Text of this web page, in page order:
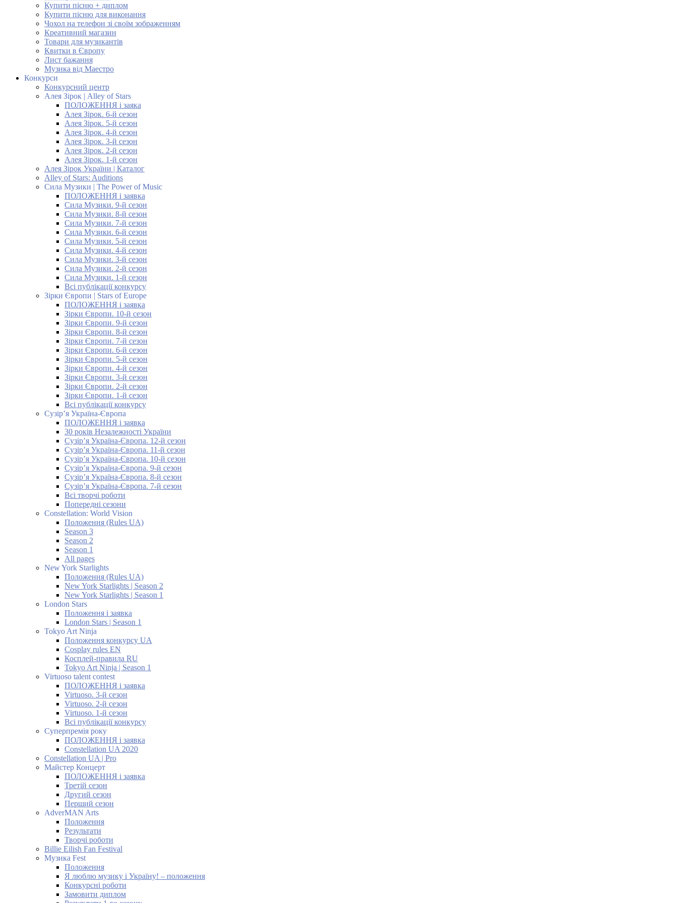
Купити пісню + диплом
Купити пісню для виконання
Чохол на телефон зі своїм зображенням
Креативний магазин
Товари для музикантів
Квитки в Європу
Лист бажання
Музика від Маестро
Конкурси
Конкурсний центр
Алея Зірок | Alley of Stars
ПОЛОЖЕННЯ і заяка
Алея Зірок. 6-й сезон
Алея Зірок. 5-й сезон
Алея Зірок. 4-й сезон
Алея Зірок. 3-й сезон
Алея Зірок. 2-й сезон
Алея Зірок. 1-й сезон
Алея Зірок України | Каталог
Alley of Stars: Auditions
Сила Музики | The Power of Music
ПОЛОЖЕННЯ і заявка
Сила Музики. 9-й сезон
Сила Музики. 8-й сезон
Сила Музики. 7-й сезон
Сила Музики. 6-й сезон
Сила Музики. 5-й сезон
Сила Музики. 4-й сезон
Сила Музики. 3-й сезон
Сила Музики. 2-й сезон
Сила Музики. 1-й сезон
Всі публікації конкурсу
Зірки Європи | Stars of Europe
ПОЛОЖЕННЯ і заявка
Зірки Європи. 10-й сезон
Зірки Європи. 9-й сезон
Зірки Європи. 8-й сезон
Зірки Європи. 7-й сезон
Зірки Європи. 6-й сезон
Зірки Європи. 5-й сезон
Зірки Європи. 4-й сезон
Зірки Європи. 3-й сезон
Зірки Європи. 2-й сезон
Зірки Європи. 1-й сезон
Всі публікації конкурсу
Сузір’я Україна-Європа
ПОЛОЖЕННЯ і заявка
30 років Незалежності України
Сузір’я Україна-Європа. 12-й сезон
Сузір’я Україна-Європа. 11-й сезон
Сузір’я Україна-Європа. 10-й сезон
Сузір’я Україна-Європа. 9-й сезон
Сузір’я Україна-Європа. 8-й сезон
Сузір’я Україна-Європа. 7-й сезон
Всі творчі роботи
Попередні сезони
Constellation: World Vision
Положення (Rules UA)
Season 3
Season 2
Season 1
All pages
New York Starlights
Положення (Rules UA)
New York Starlights | Season 2
New York Starlights | Season 1
London Stars
Положення і заявка
London Stars | Season 1
Tokyo Art Ninja
Положення конкурсу UA
Cosplay rules EN
Косплей-правила RU
Tokyo Art Ninja | Season 1
Virtuoso talent contest
ПОЛОЖЕННЯ і заявка
Virtuoso. 3-й сезон
Virtuoso. 2-й сезон
Virtuoso. 1-й сезон
Всі публікації конкурсу
Суперпремія року
ПОЛОЖЕННЯ і заявка
Constellation UA 2020
Constellation UA | Pro
Майстер Концерт
ПОЛОЖЕННЯ і заявка
Третій сезон
Другий сезон
Перший сезон
AdverMAN Arts
Положення
Результати
Творчі роботи
Billie Eilish Fan Festival
Музика Fest
Положення
Я люблю музику і Україну! – положення
Конкурсні роботи
Замовити диплом